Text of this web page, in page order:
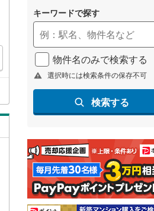
キーワードで探す
物件名のみで検索する
選択時には検索条件の保存不可
検索する